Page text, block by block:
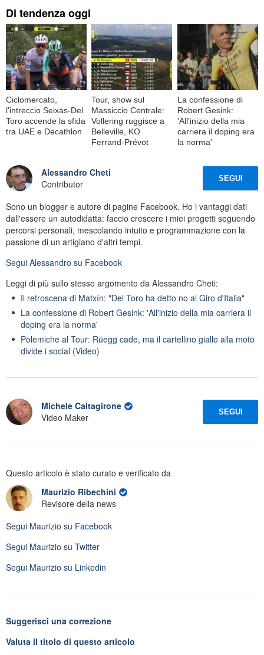
Di tendenza oggi
Ciclomercato,
l'intreccio Seixas-Del
Toro accende la sfida
tra UAE e Decathlon
Tour, show sul
Massiccio Centrale:
Vollering ruggisce a
Belleville, KO
Ferrand-Prévot
La confessione di
Robert Gesink:
'All'inizio della mia
carriera il doping era
la norma'
Alessandro Cheti
Contributor
SEGUI
Sono un blogger e autore di pagine Facebook. Ho i vantaggi dati
dall'essere un autodidatta: faccio crescere i miei progetti seguendo
percorsi personali, mescolando intuito e programmazione con la
passione di un artigiano d'altri tempi.
Segui Alessandro su Facebook
Leggi di più sullo stesso argomento da Alessandro Cheti:
Il retroscena di Matxín: "Del Toro ha detto no al Giro d'Italia"
La confessione di Robert Gesink: 'All'inizio della mia carriera il
doping era la norma'
Polemiche al Tour: Rüegg cade, ma il cartellino giallo alla moto
divide i social (Video)
Michele Caltagirone
Video Maker
SEGUI
Questo articolo è stato curato e verificato da
Maurizio Ribechini
Revisore della news
Segui Maurizio su Facebook
Segui Maurizio su Twitter
Segui Maurizio su Linkedin
Suggerisci una correzione
Valuta il titolo di questo articolo